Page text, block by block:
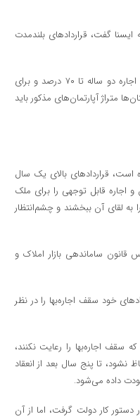
ایسنا گفت، قراردادهای بلندمدت
در این راستا مالکانی که در تهران واحدهایی نهایتا تا ۱۵۰ متر دارند، برای قراردادهای اجاره دو ساله تا ۷۰ درصد و برای
استان‌ها متراژ آپارتمان‌های مذکور باید
قراردادهای بالای یک سال
و اجاره قابل توجهی را برای ملک
لقای آن ببخشند و چشم‌انتظار
قانون ساماندهی بازار املاک و
خود سقف اجاره‌بها را در نظر
سقف اجاره‌بها را رعایت نکنند،
تا پنج سال بعد از انعقاد
داده می‌شود.
کرونا در کشور در دستور کار دولت گرفت، اما از آن